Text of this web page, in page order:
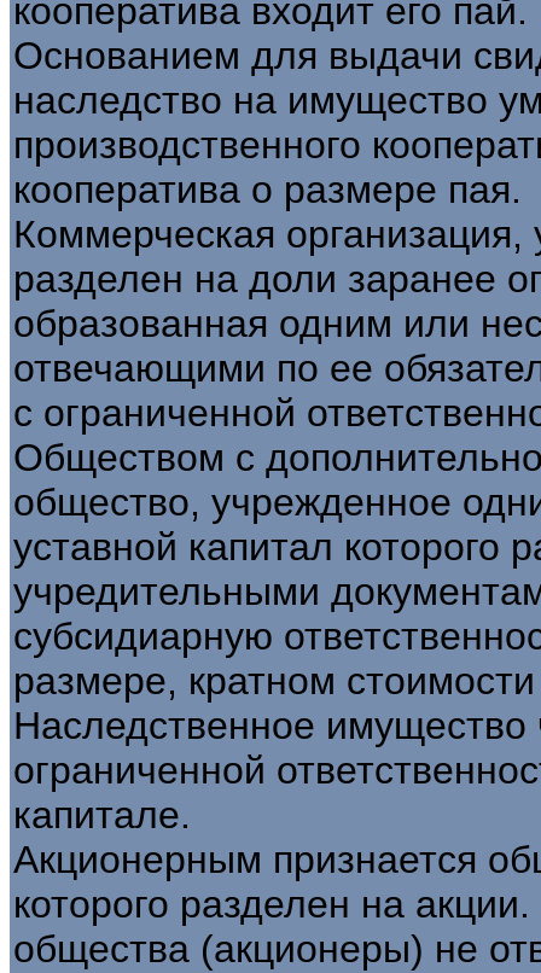
кооператива входит его пай.
Основанием для выдачи
наследство на имущество
производственного
кооператива о размере пая.
Коммерческая организация,
разделен на доли заранее
образованная одним или
отвечающими по ее
с ограниченной
Обществом с
общество, учрежденное
уставной капитал которого
учредительными
субсидиарную
размере, кратном
Наследственное
ограниченной
капитале.
Акционерным признается
которого разделен на
общества (акционеры) не